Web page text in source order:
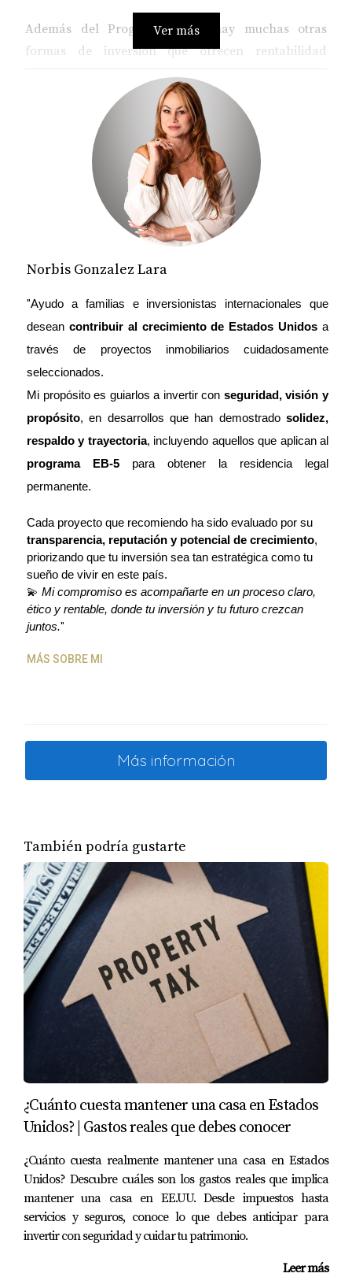
Además del Programa EB-5, hay muchas otras
formas de inversión que ofrecen rentabilidad
garantizada y le permiten maximizar su capital.
Algunas opciones particularmente atractivas
*Inversiones Inmobiliarias en Proyectos de Renta
*Programas de Rentabilidad Fija en Sectores
En resumen, El 2025 será un año de posibilidades y
paso en su jornada como inversionista en los
Estados Unidos. Ya sea que opte por el Programa
EB-5, se sienta atraído por las opciones de
rentabilidad garantizada en el mercado
inmobiliario, o desee explorar otros sectores
estratégicos, las oportunidades son infinitas.
Recuerde que contar con un Realtor experimentado
y un aliado profesional a su lado puede hacer toda
la diferencia. No solo se trata de invertir, sino de
invertir de manera inteligente, respaldado por
herramientas de vanguardia y un conocimiento
profundo del mercado.
¡Contáctenos hoy mismo! Juntos podemos explorar
todas las oportunidades de inversión que los
este 2025 sea un año de crecimiento, rentabilidad y
Ver más
Norbis Gonzalez Lara
"Ayudo a familias e inversionistas internacionales que
desean contribuir al crecimiento de Estados Unidos a
través de proyectos inmobiliarios cuidadosamente
seleccionados.
Mi propósito es guiarlos a invertir con seguridad, visión y
propósito, en desarrollos que han demostrado solidez,
respaldo y trayectoria
programa EB-5 para obtener la residencia legal
permanente.
transparencia, reputación y potencial de crecimiento,
priorizando que tu inversión sea tan estratégica como tu
sueño de vivir en este país.
💫 Mi compromiso es acompañarte en un proceso claro,
ético y rentable, donde tu inversión y tu futuro crezcan
juntos."
MÁS SOBRE MI
Más información
También podría gustarte
¿Cuánto cuesta mantener una casa en Estados
Unidos? | Gastos reales que debes conocer
¿Cuánto cuesta realmente mantener una casa en Estados
Unidos? Descubre cuáles son los gastos reales que implica
mantener una casa en EE.UU. Desde impuestos hasta
servicios y seguros, conoce lo que debes anticipar para
invertir con seguridad y cuidar tu patrimonio.
Leer más